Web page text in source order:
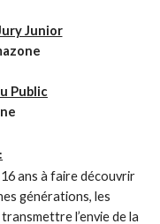
Junior
Public
ans à faire découvrir
générations, les
l’envie de la